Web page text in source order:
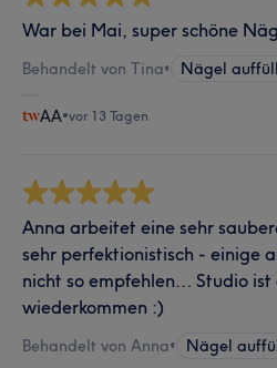
War bei Mai, super schöne
Behandelt von Tina• Nägel
AA•vor 13 Tagen
Anna arbeitet eine sehr
sehr perfektionistisch - einige
nicht so empfehlen… Studio ist
wiederkommen :)
Behandelt von Anna• Nägel